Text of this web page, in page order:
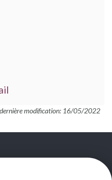
modification: 16/05/2022